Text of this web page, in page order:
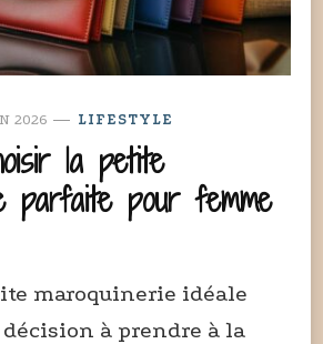
2026 LIFESTYLE
la petite
parfaite pour femme
maroquinerie idéale
décision à prendre à la